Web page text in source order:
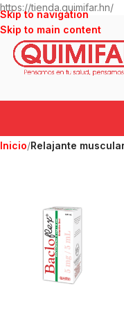
https://tienda.quimifar.hn/
Skip to navigation
Skip to main content
Inicio/Relajante